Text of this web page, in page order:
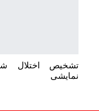
تشخیص اختلال
نمایشی